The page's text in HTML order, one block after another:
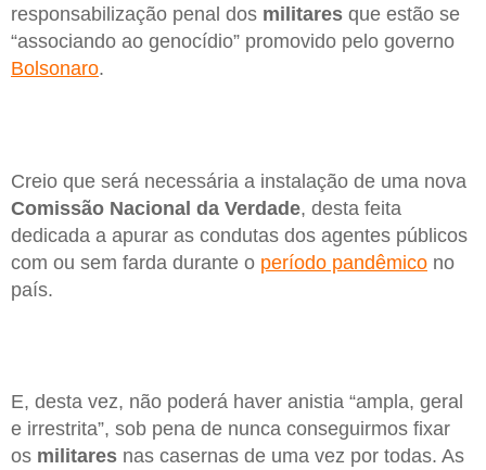
responsabilização penal dos militares que estão se
“associando ao genocídio” promovido pelo governo
Bolsonaro.
Creio que será necessária a instalação de uma nova
Comissão Nacional da Verdade, desta feita
dedicada a apurar as condutas dos agentes públicos
com ou sem farda durante o período pandêmico no
país.
E, desta vez, não poderá haver anistia “ampla, geral
e irrestrita”, sob pena de nunca conseguirmos fixar
os militares nas casernas de uma vez por todas. As